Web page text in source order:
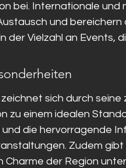
bei. Internationale
und
der Vielzahl an Events,
sich durch
zu einem idealen
die hervorragende
Zudem
Charme der Region